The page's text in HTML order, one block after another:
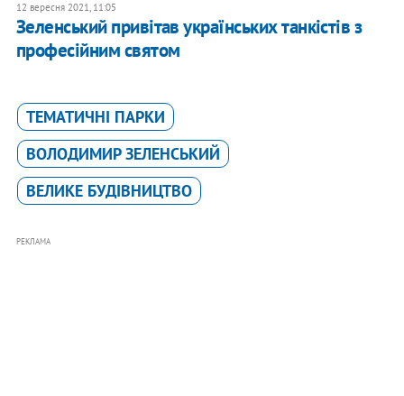
12 вересня 2021, 11:05
Зеленський привітав українських танкістів з
професiйним святом
ТЕМАТИЧНІ ПАРКИ
ВОЛОДИМИР ЗЕЛЕНСЬКИЙ
ВЕЛИКЕ БУДІВНИЦТВО
РЕКЛАМА